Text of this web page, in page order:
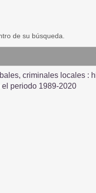
de su búsqueda.
criminales locales :
periodo 1989-2020